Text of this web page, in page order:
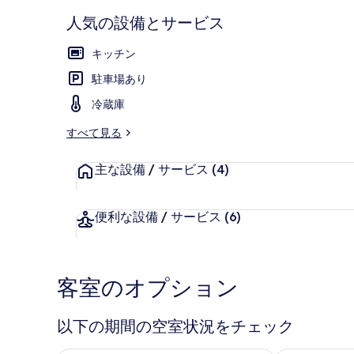
Standard
人気の設備とサービス
キッチン
駐車場あり
冷蔵庫
すべて見る
主な設備 / サービス (4)
便利な設備 / サービス (6)
客室のオプション
以下の期間の空室状況をチェック